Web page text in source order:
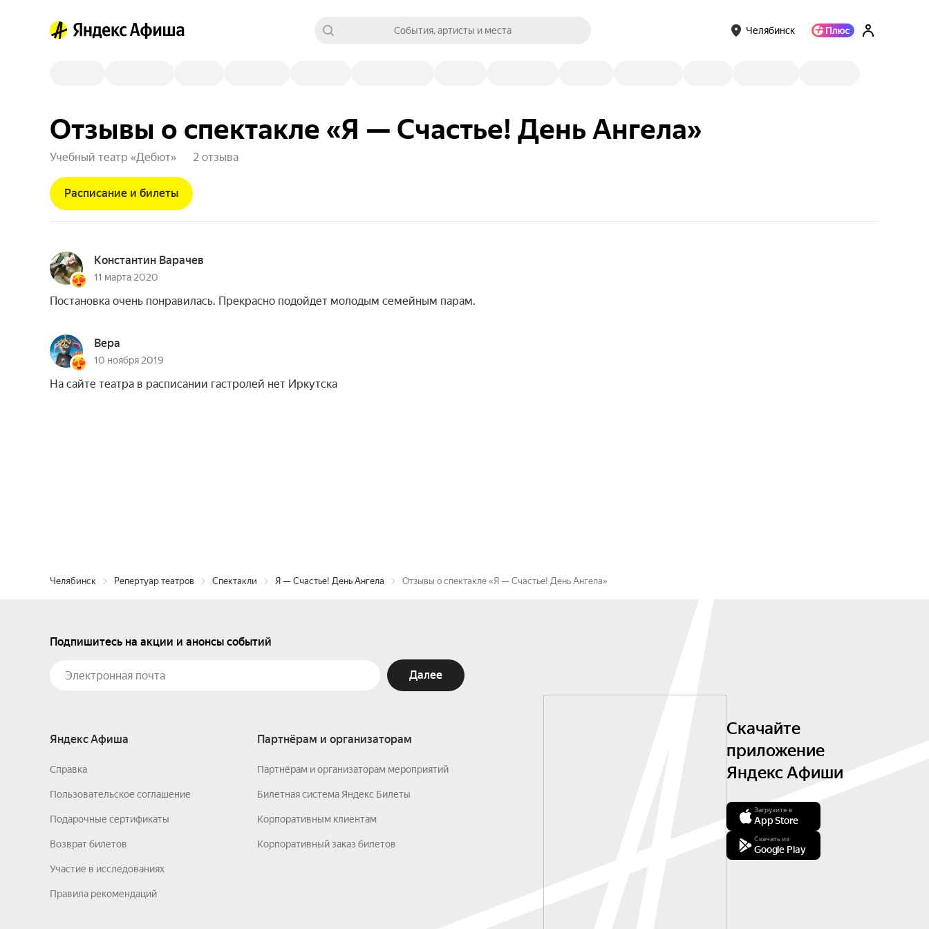
События, артисты и места Челябинск
Отзывы о спектакле «Я — Счастье! День Ангела»
Учебный театр «Дебют» 2 отзыва
Расписание и билеты
Константин Варачев
11 марта 2020
Постановка очень понравилась. Прекрасно подойдет молодым семейным парам.
Вера
10 ноября 2019
На сайте театра в расписании гастролей нет Иркутска
Челябинск Репертуар театров Спектакли Я — Счастье! День Ангела Отзывы о спектакле «Я — Счастье! День Ангела»
Подпишитесь на акции и анонсы событий
Далее
Яндекс Афиша
Справка
Пользовательское соглашение
Подарочные сертификаты
Возврат билетов
Участие в исследованиях
Правила рекомендаций
Партнёрам и организаторам
Партнёрам и организаторам мероприятий
Билетная система Яндекс Билеты
Корпоративным клиентам
Корпоративный заказ билетов
Скачайте
приложение
Яндекс Афиши
Загрузите в
App Store
Скачать из
Google Play